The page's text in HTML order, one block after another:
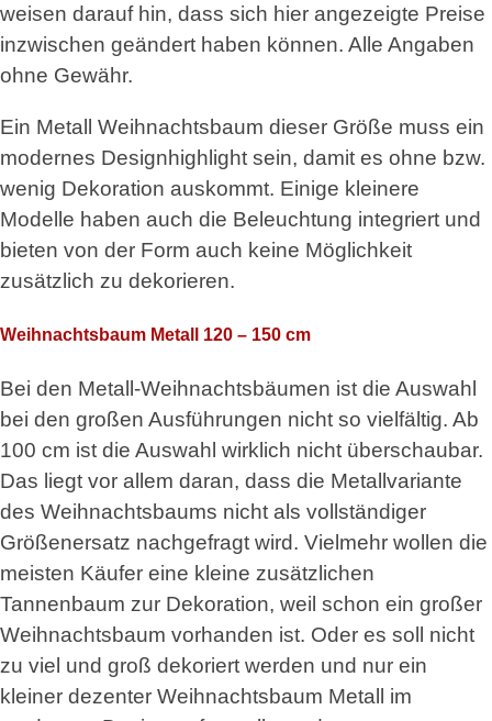
weisen darauf hin, dass sich hier angezeigte Preise
inzwischen geändert haben können. Alle Angaben
ohne Gewähr.
Ein Metall Weihnachtsbaum dieser Größe muss ein
modernes Designhighlight sein, damit es ohne bzw.
wenig Dekoration auskommt. Einige kleinere
Modelle haben auch die Beleuchtung integriert und
bieten von der Form auch keine Möglichkeit
zusätzlich zu dekorieren.
Weihnachtsbaum Metall 120 – 150 cm
Bei den Metall-Weihnachtsbäumen ist die Auswahl
bei den großen Ausführungen nicht so vielfältig. Ab
100 cm ist die Auswahl wirklich nicht überschaubar.
Das liegt vor allem daran, dass die Metallvariante
des Weihnachtsbaums nicht als vollständiger
Größenersatz nachgefragt wird. Vielmehr wollen die
meisten Käufer eine kleine zusätzlichen
Tannenbaum zur Dekoration, weil schon ein großer
Weihnachtsbaum vorhanden ist. Oder es soll nicht
zu viel und groß dekoriert werden und nur ein
kleiner dezenter Weihnachtsbaum Metall im